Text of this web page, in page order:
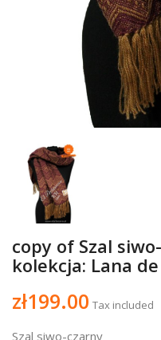
copy of Szal
kolekcja: Lana
zł199.00 Tax included
Szal siwo-czarny